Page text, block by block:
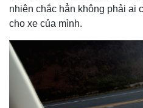
nhiên chắc hẳn không phải ai
cho xe của mình.